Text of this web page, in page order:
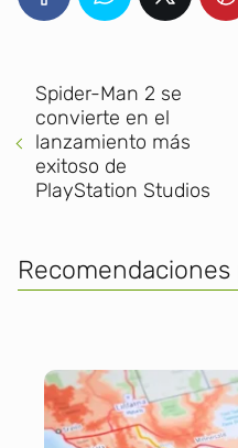
Spider-Man 2 se
convierte en el
lanzamiento más
exitoso de
PlayStation Studios
Recomendaciones